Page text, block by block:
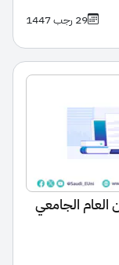
29 رجب 1447
العام الجامعي